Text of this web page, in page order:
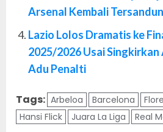
Arsenal Kembali
Lazio Lolos Dramatis ke
2025/2026 Usai
Adu Penalti
Tags: Arbeloa Barcelona
Hansi Flick
Juara La Liga Real